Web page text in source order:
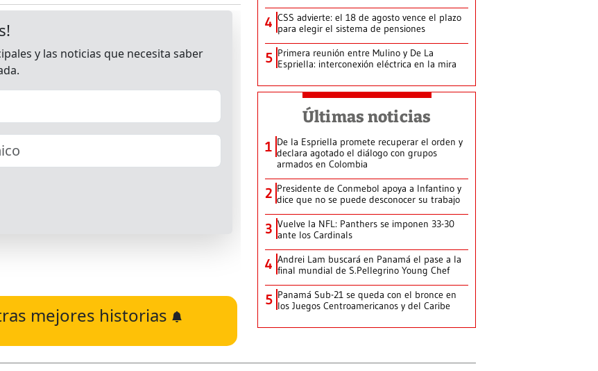
mejores historias
4 CSS advierte: el 18 de agosto vence el plazo
para elegir el sistema de pensiones
5 Primera reunión entre Mulino y De La
Espriella: interconexión eléctrica en la mira
Últimas noticias
1 De la Espriella promete recuperar el orden y
declara agotado el diálogo con grupos
armados en Colombia
2 Presidente de Conmebol apoya a Infantino y
dice que no se puede desconocer su trabajo
3 Vuelve la NFL: Panthers se imponen 33-30
ante los Cardinals
4 Andrei Lam buscará en Panamá el pase a la
final mundial de S.Pellegrino Young Chef
5 Panamá Sub-21 se queda con el bronce en
los Juegos Centroamericanos y del Caribe